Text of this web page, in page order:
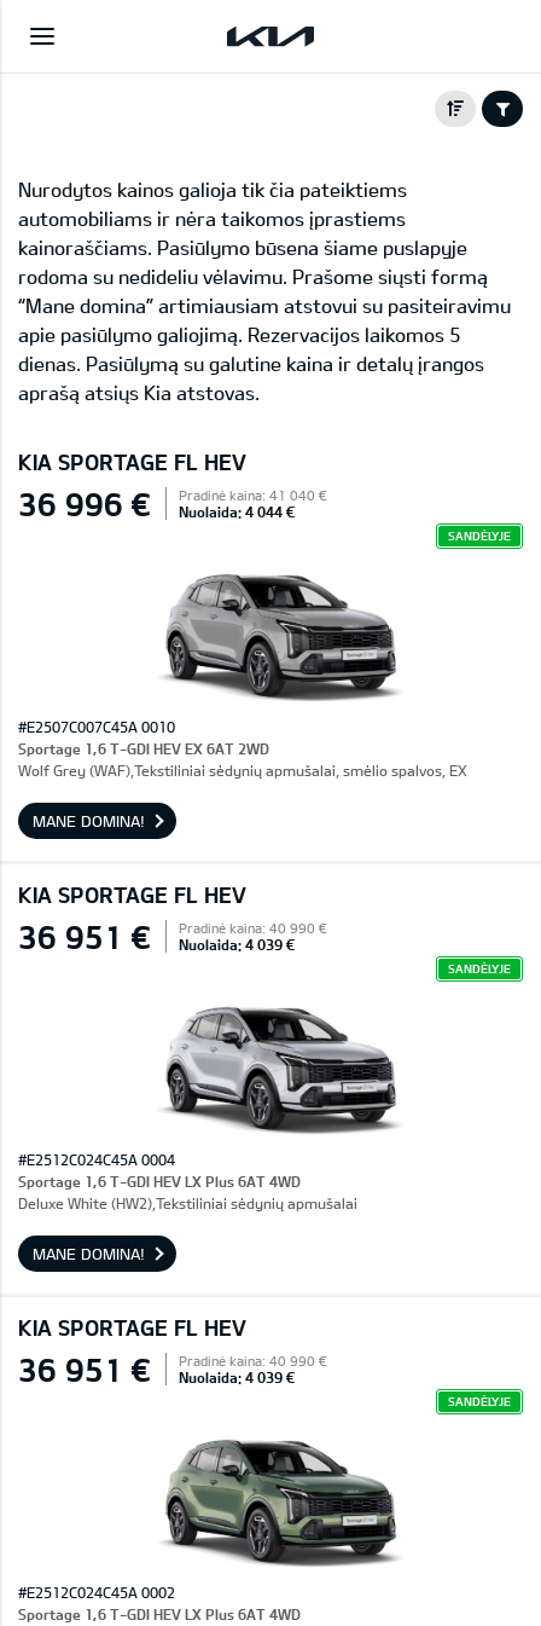
Nurodytos kainos galioja tik čia pateiktiems
automobiliams ir nėra taikomos įprastiems
kainoraščiams. Pasiūlymo būsena šiame puslapyje
rodoma su nedideliu vėlavimu. Prašome siųsti formą
“Mane domina” artimiausiam atstovui su pasiteiravimu
apie pasiūlymo galiojimą. Rezervacijos laikomos 5
dienas. Pasiūlymą su galutine kaina ir detalų įrangos
aprašą atsiųs Kia atstovas.
KIA SPORTAGE FL HEV
36 996 € Pradinė kaina: 41 040 €
Nuolaida: 4 044 €
SANDĖLYJE
#E2507C007C45A 0010
Sportage 1,6 T-GDI HEV EX 6AT 2WD
Wolf Grey (WAF),Tekstiliniai sėdynių apmušalai, smėlio spalvos, EX
MANE DOMINA!
KIA SPORTAGE FL HEV
36 951 € Pradinė kaina: 40 990 €
Nuolaida: 4 039 €
SANDĖLYJE
#E2512C024C45A 0004
Sportage 1,6 T-GDI HEV LX Plus 6AT 4WD
Deluxe White (HW2),Tekstiliniai sėdynių apmušalai
MANE DOMINA!
KIA SPORTAGE FL HEV
36 951 € Pradinė kaina: 40 990 €
Nuolaida: 4 039 €
SANDĖLYJE
#E2512C024C45A 0002
Sportage 1,6 T-GDI HEV LX Plus 6AT 4WD